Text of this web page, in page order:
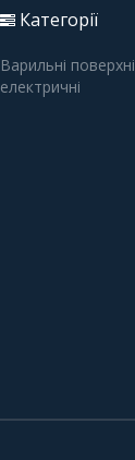
Категорії
Варильні поверхні
електричні